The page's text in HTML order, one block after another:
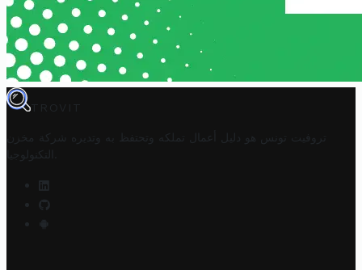
TROVIT
تروفيت تونس هو دليل أعمال تملكه وتحتفظ به وتديره
شركة مخزن
التكنولوجيا